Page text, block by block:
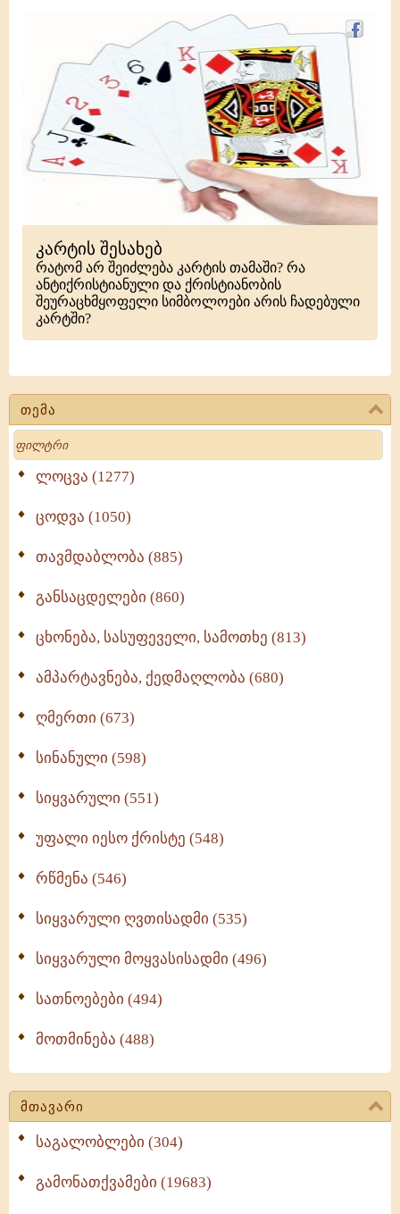
თემა
Search
ლოცვა (1277)
ცოდვა (1050)
თავმდაბლობა (885)
განსაცდელები (860)
ცხონება, სასუფეველი, სამოთხე (813)
ამპარტავნება, ქედმაღლობა (680)
ღმერთი (673)
სინანული (598)
სიყვარული (551)
უფალი იესო ქრისტე (548)
რწმენა (546)
სიყვარული ღვთისადმი (535)
სიყვარული მოყვასისადმი (496)
სათნოებები (494)
მოთმინება (488)
მთავარი
საგალობლები (304)
გამონათქვამები (19683)
კარტის შესახებ
რატომ არ შეიძლება კარტის თამაში? რა
ანტიქრისტიანული და ქრისტიანობის
შეურაცხმყოფელი სიმბოლოები არის ჩადებული
კარტში?